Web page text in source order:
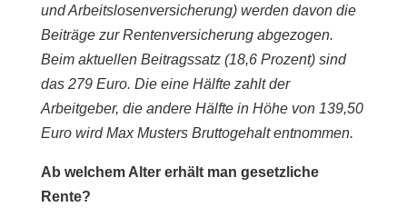
und Arbeitslosenversicherung) werden davon die
Beiträge zur Rentenversicherung abgezogen.
Beim aktuellen Beitragssatz (18,6 Prozent) sind
das 279 Euro. Die eine Hälfte zahlt der
Arbeitgeber, die andere Hälfte in Höhe von 139,50
Euro wird Max Musters Bruttogehalt entnommen.
Ab welchem Alter erhält man gesetzliche
Rente?